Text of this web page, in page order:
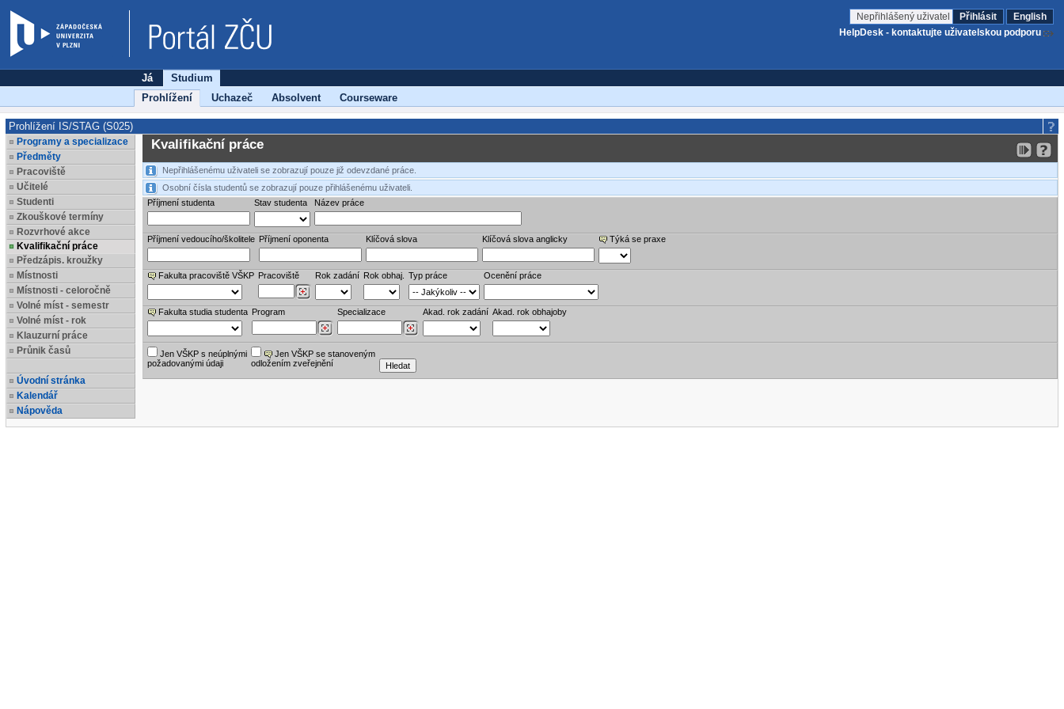
Nepřihlášený uživatel Přihlásit
English
HelpDesk - kontaktujte uživatelskou podporu
Já
Studium
Prohlížení
Uchazeč Absolvent Courseware
Prohlížení IS/STAG (S025)
Programy a specializace
Předměty
Pracoviště
Učitelé
Studenti
Zkouškové termíny
Rozvrhové akce
Kvalifikační práce
Předzápis. kroužky
Místnosti
Místnosti - celoročně
Volné míst - semestr
Volné míst - rok
Klauzurní práce
Průnik časů
Úvodní stránka
Kalendář
Nápověda
Kvalifikační práce
Nepřihlášenému uživateli se zobrazují pouze již odevzdané práce.
Osobní čísla studentů se zobrazují pouze přihlášenému uživateli.
Příjmení studenta
Stav studenta Název práce
Příjmení vedoucího/školitele Příjmení oponenta Klíčová slova Klíčová slova anglicky Týká se praxe
Fakulta pracoviště VŠKP Pracoviště Rok zadání Rok obhaj. Typ práce Ocenění práce
Fakulta studia studenta Program Specializace Akad. rok zadání Akad. rok obhajoby
Jen VŠKP s neúplnými
požadovanými údaji
Jen VŠKP se stanoveným
odložením zveřejnění